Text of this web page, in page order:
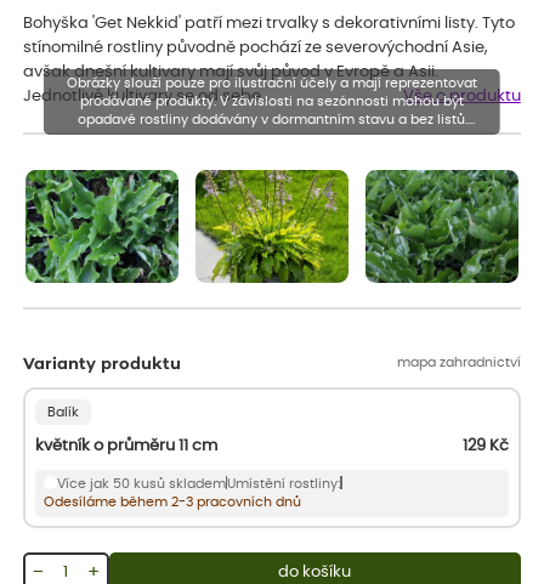
Bohyška 'Get Nekkid' patří mezi trvalky s dekorativními listy. Tyto
stínomilné rostliny původně pochází ze severovýchodní Asie,
avšak dnešní kultivary mají svůj původ v Evropě a Asii.
Jednotlivé kultivary se od sebe…
Vše o produktu
Varianty produktu mapa zahradnictví
Balík
květník o průměru 11 cm 129 Kč
Více jak 50 kusů sklademUmístění rostliny:
Odesíláme během 2-3 pracovních dnů
+
− do košíku
Obrázky slouží pouze pro ilustrační účely a mají reprezentovat
prodávané produkty. V závislosti na sezónnosti mohou být
opadavé rostliny dodávány v dormantním stavu a bez listů.
Rostliny mohou být také sestřiženy níže, než je uvedená výška,